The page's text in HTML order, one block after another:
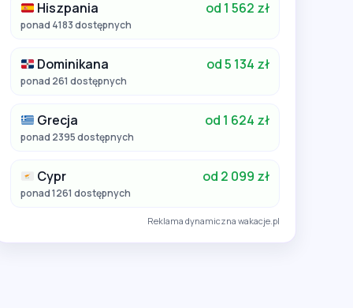
Hiszpania od 1 562 zł
ponad 4183 dostępnych
Dominikana od 5 134 zł
ponad 261 dostępnych
Grecja od 1 624 zł
ponad 2395 dostępnych
Cypr od 2 099 zł
ponad 1261 dostępnych
Reklama dynamiczna wakacje.pl